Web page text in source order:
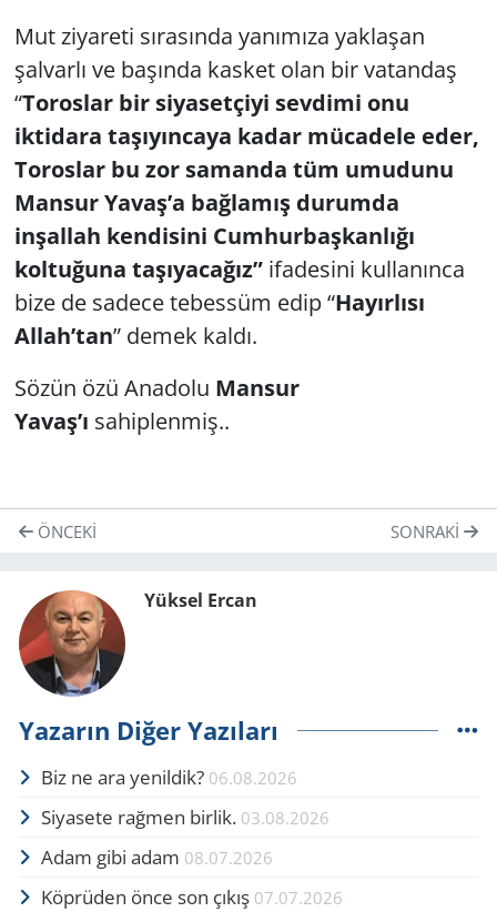
Mut ziyareti sırasında yanımıza yaklaşan
şalvarlı ve başında kasket olan bir vatandaş
“Toroslar bir siyasetçiyi sevdimi onu
iktidara taşıyıncaya kadar mücadele eder,
Toroslar bu zor samanda tüm umudunu
Mansur Yavaş’a bağlamış durumda
inşallah kendisini Cumhurbaşkanlığı
koltuğuna taşıyacağız”ifadesini kullanınca
bize de sadece tebessüm edip “Hayırlısı
Allah’tan” demek kaldı.
Sözün özü Anadolu Mansur
Yavaş’ı sahiplenmiş..
ÖNCEKI SONRAKI
Yüksel Ercan
Yazarın Diğer Yazıları
Biz ne ara yenildik? 06.08.2026
Siyasete rağmen birlik. 03.08.2026
Adam gibi adam 08.07.2026
Köprüden önce son çıkış 07.07.2026